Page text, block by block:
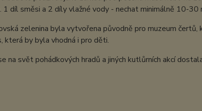
1 díl směsi a 2 díly vlažné vody - nechat minimálně 10-
zelenina byla vytvořena původně pro muzeum
která by byla vhodná i pro děti.
na svět pohádkových hradů a jiných kutlůrních akcí